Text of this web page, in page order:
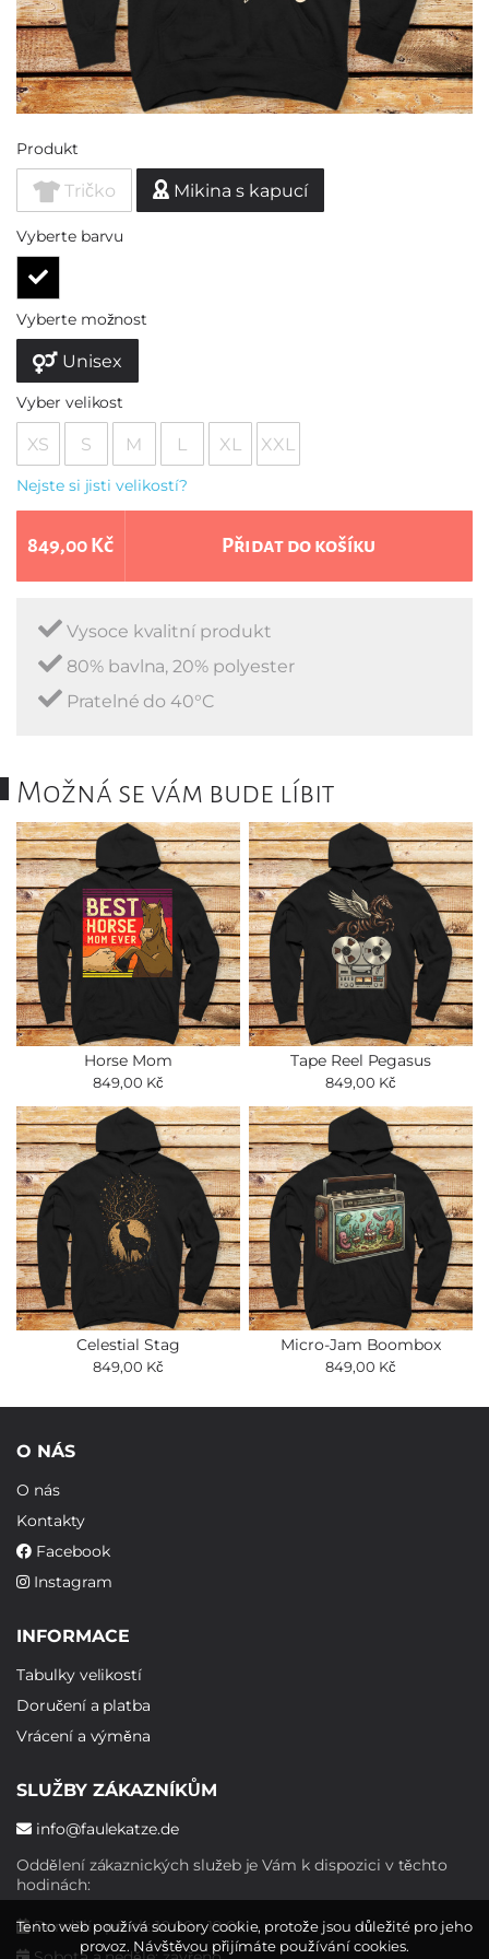
Produkt
Tričko Mikina s kapucí
Vyberte barvu
Vyberte možnost
Unisex
Vyber velikost
XS S M L XL XXL
Nejste si jisti velikostí?
849,00 Kč Přidat do košíku
Vysoce kvalitní produkt
80% bavlna, 20% polyester
Pratelné do 40°C
Možná se vám bude líbit
Horse Mom
849,00 Kč
Tape Reel Pegasus
849,00 Kč
Celestial Stag
849,00 Kč
Micro-Jam Boombox
849,00 Kč
O NÁS
O nás
Kontakty
Facebook
Instagram
INFORMACE
Tabulky velikostí
Doručení a platba
Vrácení a výměna
SLUŽBY ZÁKAZNÍKŮM
info@faulekatze.de
Oddělení zákaznických služeb je Vám k dispozici v těchto
hodinách:
Pondělí - pátek: 10:00 - 19:00
Tento web používá soubory cookie, protože jsou důležité pro jeho
provoz. Návštěvou přijímáte používání cookies.